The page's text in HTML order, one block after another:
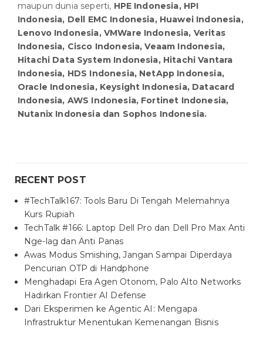
maupun dunia seperti, HPE Indonesia, HPI
Indonesia, Dell EMC Indonesia, Huawei Indonesia,
Lenovo Indonesia, VMWare Indonesia, Veritas
Indonesia, Cisco Indonesia, Veaam Indonesia,
Hitachi Data System Indonesia, Hitachi Vantara
Indonesia, HDS Indonesia, NetApp Indonesia,
Oracle Indonesia, Keysight Indonesia, Datacard
Indonesia, AWS Indonesia, Fortinet Indonesia,
Nutanix Indonesia dan Sophos Indonesia.
RECENT POST
#TechTalk167: Tools Baru Di Tengah Melemahnya
Kurs Rupiah
TechTalk #166: Laptop Dell Pro dan Dell Pro Max Anti
Nge-lag dan Anti Panas
Awas Modus Smishing, Jangan Sampai Diperdaya
Pencurian OTP di Handphone
Menghadapi Era Agen Otonom, Palo Alto Networks
Hadirkan Frontier AI Defense
Dari Eksperimen ke Agentic AI: Mengapa
Infrastruktur Menentukan Kemenangan Bisnis